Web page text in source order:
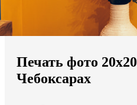
Мы доставляем по всему миру
Продолжить без города
Печать фото
Чебоксарах